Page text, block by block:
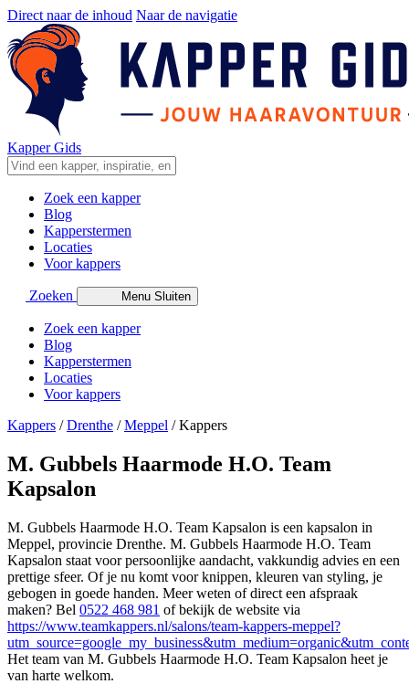
Direct naar de inhoud Naar de navigatie
Kapper Gids
Zoek een kapper
Blog
Kapperstermen
Locaties
Voor kappers
Zoeken Menu Sluiten
Zoek een kapper
Blog
Kapperstermen
Locaties
Voor kappers
Kappers /Drenthe /Meppel /Kappers
M. Gubbels Haarmode H.O. Team
Kapsalon
M. Gubbels Haarmode H.O. Team Kapsalon is een kapsalon in
Meppel, provincie Drenthe. M. Gubbels Haarmode H.O. Team
Kapsalon staat voor persoonlijke aandacht, vakkundig advies en een
prettige sfeer. Of je nu komt voor knippen, kleuren van styling, je
gebogen in goede handen. Meer weten of direct een afspraak
maken? Bel 0522 468 981 of bekijk de website via
https://www.teamkappers.nl/salons/team-kappers-meppel?
Het team van M. Gubbels Haarmode H.O. Team Kapsalon heet je
van harte welkom.